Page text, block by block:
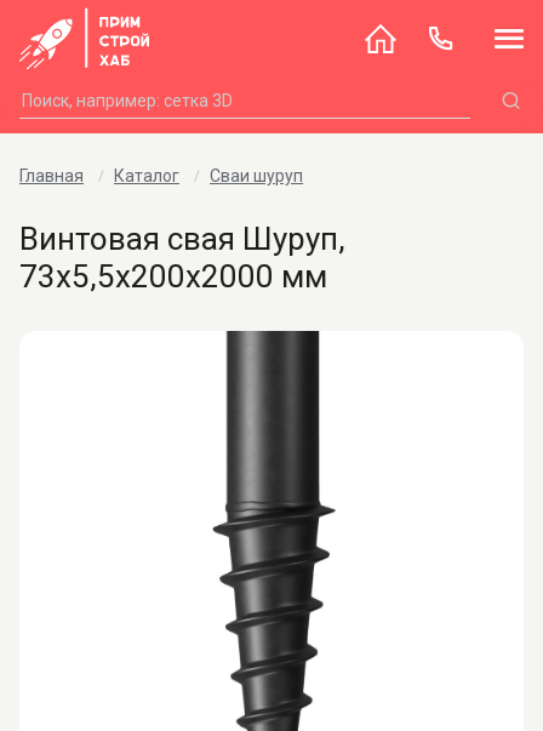
Главная Каталог Сваи шуруп
Винтовая свая Шуруп,
73х5,5х200х2000 мм